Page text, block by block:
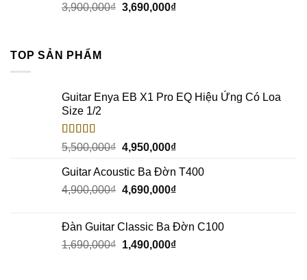
3,900,000₫ 3,690,000₫
TOP SẢN PHẨM
Guitar Enya EB X1 Pro EQ Hiệu Ứng Có Loa
Size 1/2
Rated5.00
out of 5
5,500,000₫ 4,950,000₫
Guitar Acoustic Ba Đờn T400
4,900,000₫ 4,690,000₫
Đàn Guitar Classic Ba Đờn C100
1,690,000₫ 1,490,000₫